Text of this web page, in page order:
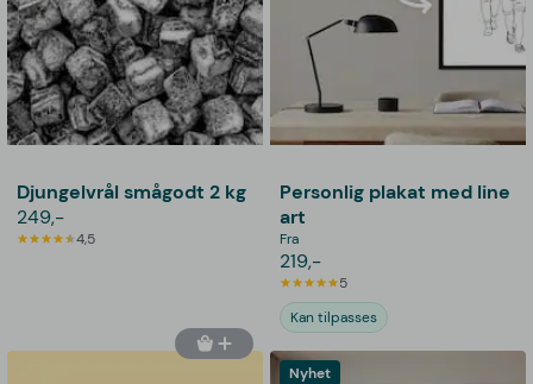
Djungelvrål smågodt 2 kg
249,-
4,5
Personlig plakat med line
art
Fra
219,-
5
Kan tilpasses
Nyhet